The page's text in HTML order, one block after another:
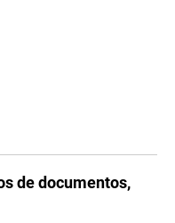
de documentos,